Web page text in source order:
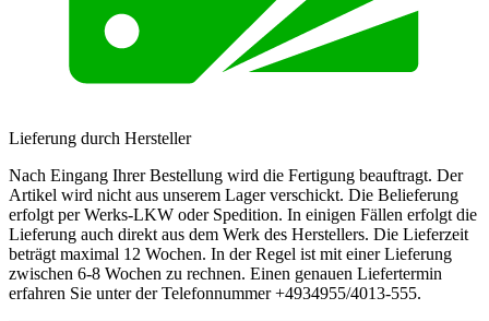
Lieferung durch Hersteller
Nach Eingang Ihrer Bestellung wird die Fertigung beauftragt. Der
Artikel wird nicht aus unserem Lager verschickt. Die Belieferung
erfolgt per Werks-LKW oder Spedition. In einigen Fällen erfolgt die
Lieferung auch direkt aus dem Werk des Herstellers. Die Lieferzeit
beträgt maximal 12 Wochen. In der Regel ist mit einer Lieferung
zwischen 6-8 Wochen zu rechnen. Einen genauen Liefertermin
erfahren Sie unter der Telefonnummer +4934955/4013-555.